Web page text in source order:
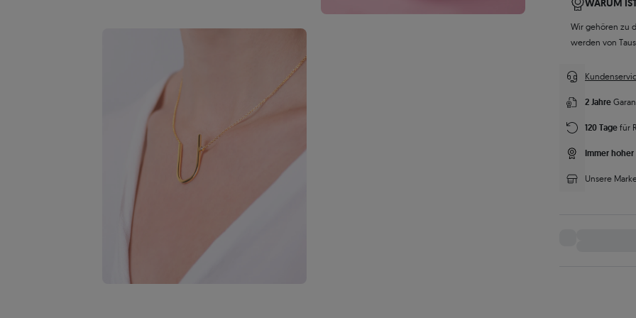
WARUM
Wir gehören zu
werden von
2 Jahre
120 Tage für
Immer
Unsere